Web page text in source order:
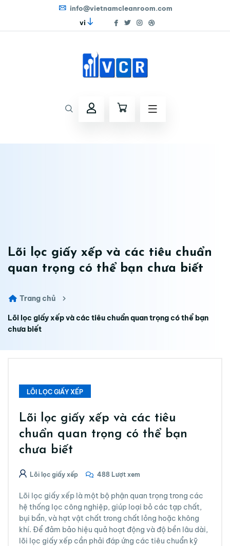
info@vietnamcleanroom.com
vi
Lõi lọc giấy xếp và các tiêu chuẩn
quan trọng có thể bạn chưa biết
Trang chủ
Lõi lọc giấy xếp và các tiêu chuẩn quan trọng có thể bạn
chưa biết
LÕI LỌC GIẤY XẾP
Lõi lọc giấy xếp và các tiêu
chuẩn quan trọng có thể bạn
chưa biết
Lõi lọc giấy xếp 488 Lượt xem
Lõi lọc giấy xếp là một bộ phận quan trọng trong các
hệ thống lọc công nghiệp, giúp loại bỏ các tạp chất,
bụi bẩn, và hạt vật chất trong chất lỏng hoặc không
khí. Để đảm bảo hiệu quả hoạt động và độ bền lâu dài,
lõi lọc giấy xếp cần phải đáp ứng các tiêu chuẩn kỹ